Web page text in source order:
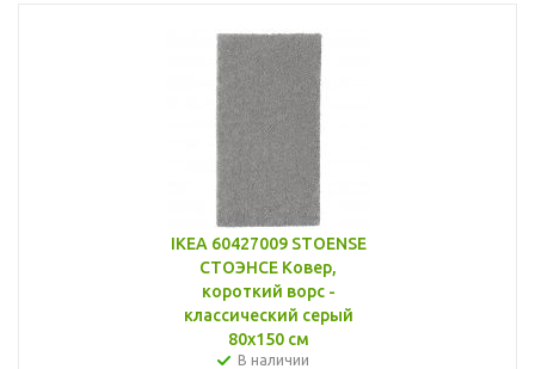
IKEA 60427009 STOENSE
СТОЭНСЕ Ковер,
короткий ворс -
классический серый
80x150 см
В наличии